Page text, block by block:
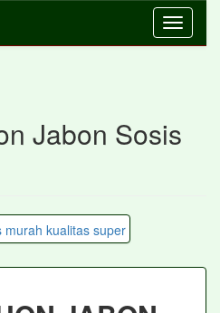
Toggle
Jabon Sosis